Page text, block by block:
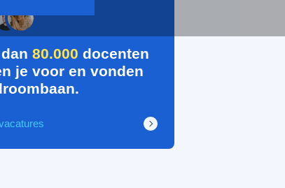
dan80.000 docenten
je voor en vonden